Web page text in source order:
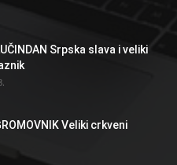
Srpska slava i veliki
Veliki crkveni